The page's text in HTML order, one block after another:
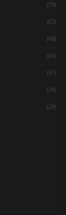
(79)
(62)
(48)
(45)
(37)
(34)
(29)